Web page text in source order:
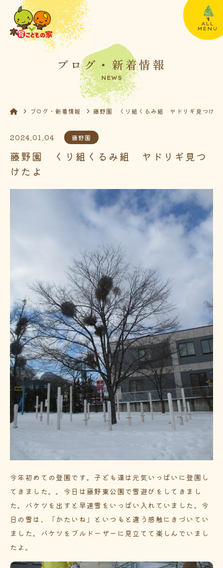
ALL
MENU
ブログ・新着情報
NEWS
ブログ・新着情報 藤野園 くり組くるみ組 ヤドリギ見つけた
2024.01.04 藤野園
藤野園 くり組くるみ組 ヤドリギ見つ
けたよ
今年初めての登園です。子ども達は元気いっぱいに登園し
てきました。。今日は藤野東公園で雪遊びをしてきまし
た。バケツを出すと早速雪をいっぱい入れていました。今
日の雪は、「かたいね」といつもと違う感触にきづいてい
ました。バケツをブルドーザーに見立てて楽しんでいまし
たよ。